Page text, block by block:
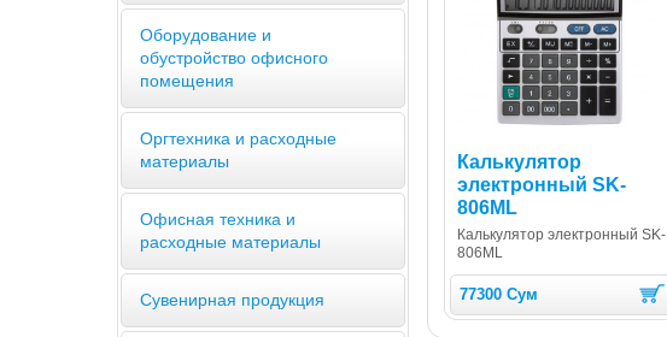
Оборудование и
обустройство офисного
помещения
Оргтехника и расходные
материалы
Офисная техника и
расходные материалы
Сувенирная продукция
Калькулятор
электронный SK-
806ML
Калькулятор электронный SK-
806ML
77300 Сум